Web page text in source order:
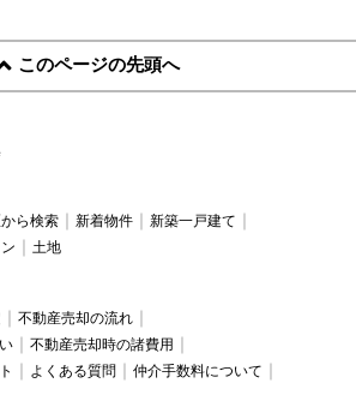
このページの先頭へ
ら検索 新着物件
新築一戸建て
土地
不動産売却の流れ
不動産売却時の諸費用
よくある質問
仲介手数料について